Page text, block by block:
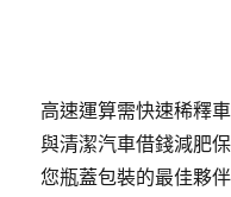
高速運算需快速稀釋
與清潔汽車借錢減肥
您瓶蓋包裝的最佳夥